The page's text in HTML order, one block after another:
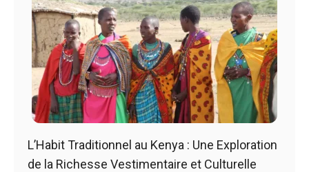
L’Habit Traditionnel au Kenya : Une Exploration
de la Richesse Vestimentaire et Culturelle